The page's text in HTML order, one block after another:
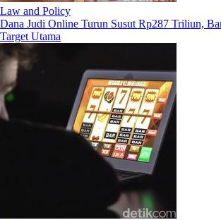
Law and Policy
Dana Judi Online Turun Susut Rp287 Triliun,
Target Utama